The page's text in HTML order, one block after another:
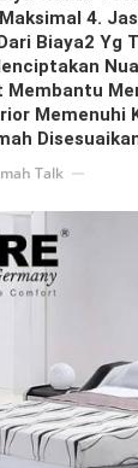
4.
Biaya2 Yg
Membantu
Memenuhi
Talk